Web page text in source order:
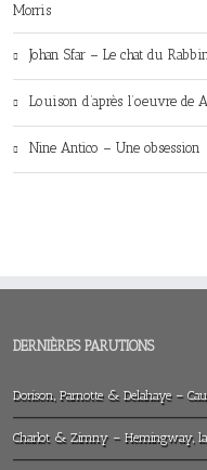
Morris
Johan Sfar – Le chat du
Louison d’après l’oeuvre de
Nine Antico – Une obsession
DERNIÈRES PARUTIONS
Dorison, Parnotte & Delahaye –
Charlot & Zimny – Hemingway,